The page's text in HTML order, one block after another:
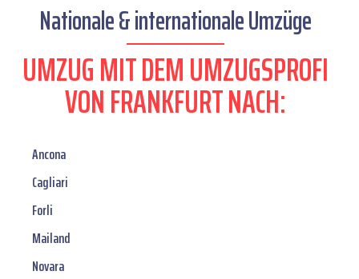
Nationale & internationale Umzüge
UMZUG MIT DEM UMZUGSPROFI
VON FRANKFURT NACH:
Ancona
Cagliari
Forli
Mailand
Novara